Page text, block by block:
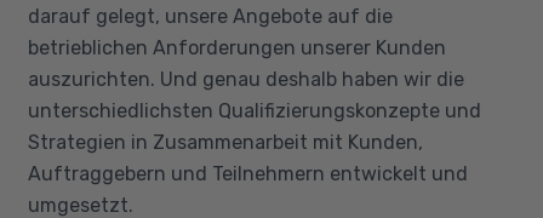
darauf gelegt, unsere Angebote auf die
betrieblichen Anforderungen unserer Kunden
auszurichten. Und genau deshalb haben wir die
unterschiedlichsten Qualifizierungskonzepte und
Strategien in Zusammenarbeit mit Kunden,
Auftraggebern und Teilnehmern entwickelt und
umgesetzt.